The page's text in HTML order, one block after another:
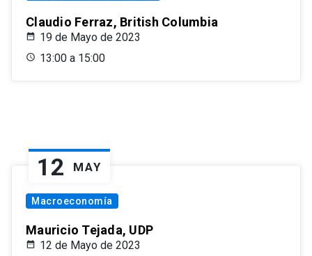
Claudio Ferraz, British Columbia
19 de Mayo de 2023
13:00 a 15:00
12 MAY
Macroeconomía
Mauricio Tejada, UDP
12 de Mayo de 2023